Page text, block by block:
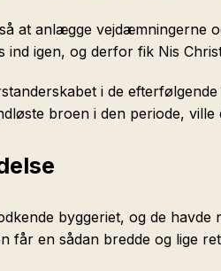
at anlægge
ind igen, og derfor fik Nis
i de
broen i den periode,
byggeriet, og de
får en sådan bredde og lige